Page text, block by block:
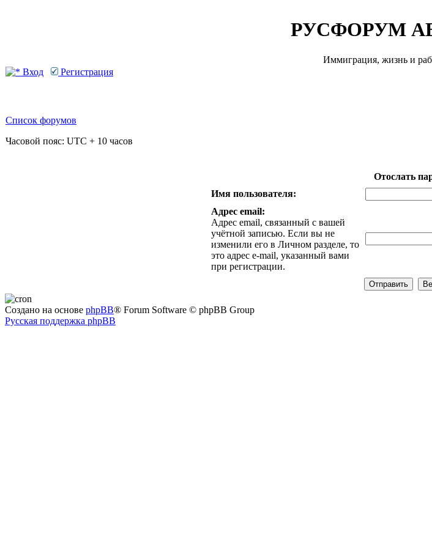
РУСФОРУМ
Иммиграция, жизнь и
Вход
Регистрация
Список форумов
Часовой пояс: UTC + 10 часов
Отослать
Имя пользователя:
Адрес email:
Адрес email, связанный с вашей
учётной записью. Если вы не
изменили его в Личном разделе, то
это адрес e-mail, указанный вами
при регистрации.
Создано на основе phpBB® Forum Software © phpBB Group
Русская поддержка phpBB